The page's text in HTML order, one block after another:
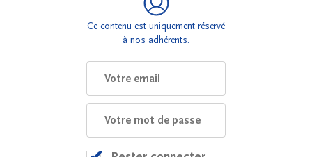
Ce contenu est uniquement réservé
à nos adhérents.